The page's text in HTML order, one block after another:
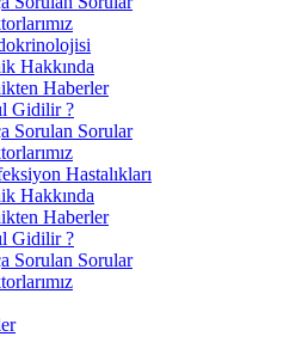
Hakkında
Haberler
Gidilir ?
Sorulan Sorular
Hastalıkları
Hakkında
Haberler
Gidilir ?
Sorulan Sorular